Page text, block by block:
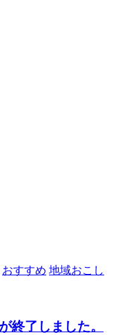
おすすめ 地域おこし
終了しました。